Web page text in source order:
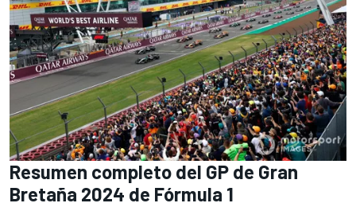
Resumen completo del GP de Gran
Bretaña 2024 de Fórmula 1